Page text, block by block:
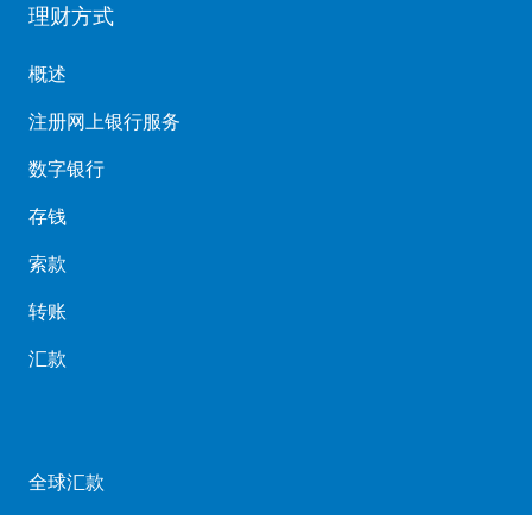
理财方式
概述
注册网上银行服务
数字银行
存钱
索款
转账
汇款
全球汇款